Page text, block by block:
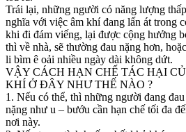
Trái lại, những người có năng lượng
nghĩa với việc âm khí đang lấn át trong
khi đi đám viếng, lại được cộng hưởng
thì về nhà, sẽ thường đau nặng hơn,
li bìm ê oải nhiều ngày dài không dứt.
VẬY CÁCH HẠN CHẾ TÁC HẠI
KHÍ Ở ĐÂY NHƯ THẾ NÀO ?
1. Nếu có thể, thì những người đang
nặng như u – bướu cần hạn chế tối đa
nơi này.